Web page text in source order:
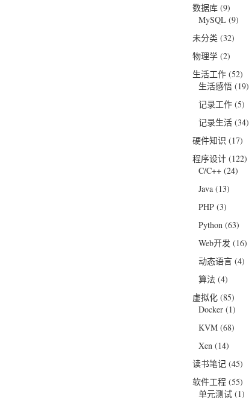
数据库(9)
MySQL(9)
未分类 (32)
物理学(2)
生活工作(52)
生活感悟(19)
记录工作(5)
记录生活(34)
硬件知识 (17)
程序设计(122)
C/C++(24)
Java(13)
PHP(3)
Python(63)
Web开发 (16)
动态语言(4)
算法(4)
虚拟化(85)
Docker(1)
KVM(68)
Xen(14)
读书笔记(45)
软件工程(55)
单元测试(1)